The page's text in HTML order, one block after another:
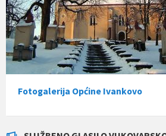
Fotogalerija Općine Ivankovo